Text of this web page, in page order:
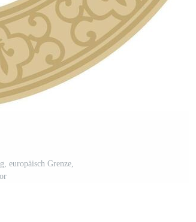
europäisch Grenze,